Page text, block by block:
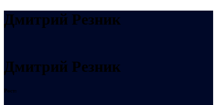
Дмитрий Резник
Дмитрий Резник
Рост: